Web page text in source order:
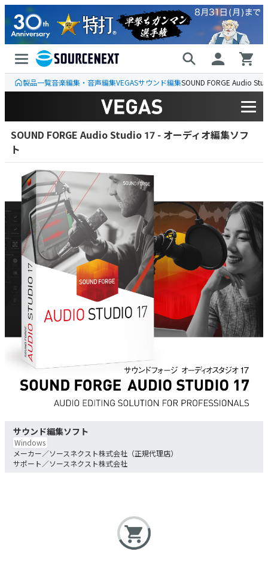
製品一覧音楽編集・音声編集VEGASサウンド編集SOUND FORGE Audio
SOUND FORGE Audio Studio 17 - オーディオ編集ソフ
ト
サウンド編集ソフト
Windows
ソースネクスト株式会社（正規代理店）
ソースネクスト株式会社